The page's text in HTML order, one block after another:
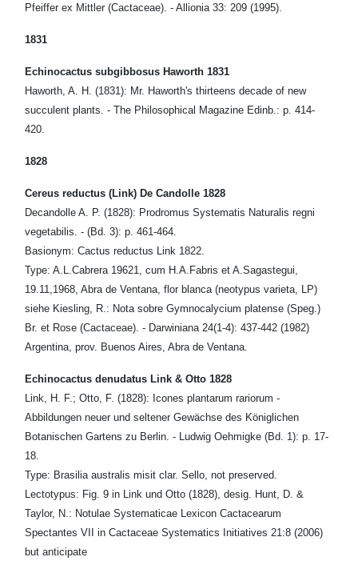
Pfeiffer ex Mittler (Cactaceae). - Allionia 33: 209 (1995).
1831
Echinocactus subgibbosus Haworth 1831
Haworth, A. H. (1831): Mr. Haworth's thirteens decade of new
succulent plants. - The Philosophical Magazine Edinb.: p. 414-
420.
1828
Cereus reductus (Link) De Candolle 1828
Decandolle A. P. (1828): Prodromus Systematis Naturalis regni
vegetabilis. - (Bd. 3): p. 461-464.
Basionym: Cactus reductus Link 1822.
Type: A.L.Cabrera 19621, cum H.A.Fabris et A.Sagastegui,
19.11,1968, Abra de Ventana, flor blanca (neotypus varieta, LP)
siehe Kiesling, R.: Nota sobre Gymnocalycium platense (Speg.)
Br. et Rose (Cactaceae). - Darwiniana 24(1-4): 437-442 (1982)
Argentina, prov. Buenos Aires, Abra de Ventana.
Echinocactus denudatus Link & Otto 1828
Link, H. F.; Otto, F. (1828): Icones plantarum rariorum -
Abbildungen neuer und seltener Gewächse des Königlichen
Botanischen Gartens zu Berlin. - Ludwig Oehmigke (Bd. 1): p. 17-
18.
Type: Brasilia australis misit clar. Sello, not preserved.
Lectotypus: Fig. 9 in Link und Otto (1828), desig. Hunt, D. &
Taylor, N.: Notulae Systematicae Lexicon Cactacearum
Spectantes VII in Cactaceae Systematics Initiatives 21:8 (2006)
but anticipate